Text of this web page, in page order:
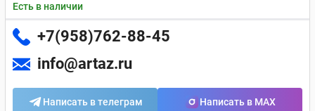
Есть в наличии
+7(958)762-88-45
info@artaz.ru
Написать в телеграм Написать в MAX